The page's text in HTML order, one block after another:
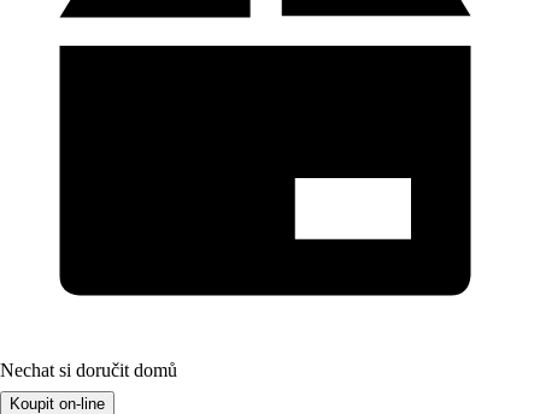
Nechat si doručit domů
Koupit on-line